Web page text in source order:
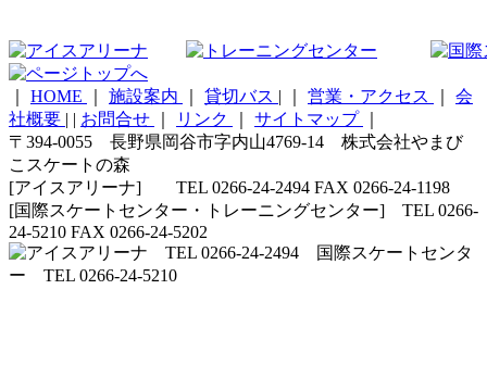
HOME 施設案内 貸切バス | 営業・アクセス
会
社概要 | | お問合せ リンク サイトマップ
〒394-0055 長野県岡谷市字内山4769-14 株式会社やまび
こスケートの森
[アイスアリーナ] TEL 0266-24-2494 FAX 0266-24-1198
[国際スケートセンター・トレーニングセンター] TEL 0266-
24-5210 FAX 0266-24-5202